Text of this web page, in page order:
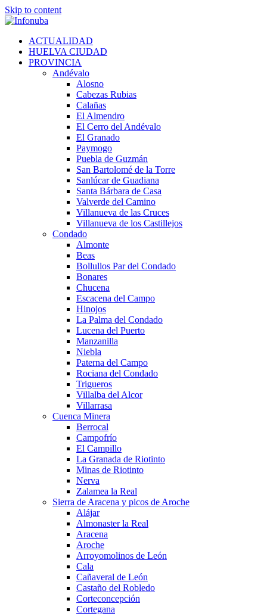
Skip to content
ACTUALIDAD
HUELVA CIUDAD
PROVINCIA
Andévalo
Alosno
Cabezas Rubias
Calañas
El Almendro
El Cerro del Andévalo
El Granado
Paymogo
Puebla de Guzmán
San Bartolomé de la Torre
Sanlúcar de Guadiana
Santa Bárbara de Casa
Valverde del Camino
Villanueva de las Cruces
Villanueva de los Castillejos
Condado
Almonte
Beas
Bollullos Par del Condado
Bonares
Chucena
Escacena del Campo
Hinojos
La Palma del Condado
Lucena del Puerto
Manzanilla
Niebla
Paterna del Campo
Rociana del Condado
Trigueros
Villalba del Alcor
Villarrasa
Cuenca Minera
Berrocal
Campofrío
El Campillo
La Granada de Riotinto
Minas de Riotinto
Nerva
Zalamea la Real
Sierra de Aracena y picos de Aroche
Alájar
Almonaster la Real
Aracena
Aroche
Arroyomolinos de León
Cala
Cañaveral de León
Castaño del Robledo
Corteconcepción
Cortegana